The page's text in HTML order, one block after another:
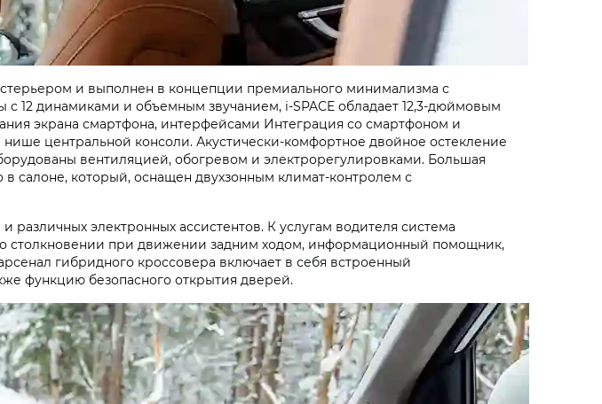
и выполнен в концепции премиального минимализма с
динамиками и объемным звучанием, i‑SPACE обладает 12,3-дюймовым
экрана смартфона, интерфейсами Интеграция со смартфоном и
центральной консоли. Акустически-комфортное двойное остекление
вентиляцией, обогревом и электрорегулировками. Большая
салоне, который, оснащен двухзонным климат-контролем с
различных электронных ассистентов. К услугам водителя система
столкновении при движении задним ходом, информационный помощник,
гибридного кроссовера включает в себя встроенный
функцию безопасного открытия дверей.